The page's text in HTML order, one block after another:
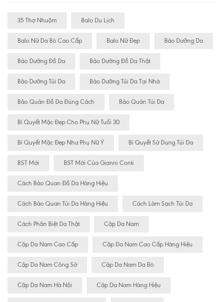
35 Thợ Nhuộm Balo Du Lịch
Balo Nữ Da Bò Cao Cấp Balo Nữ Đẹp Bảo Dưỡng Da
Bảo Dưỡng Đồ Da Bảo Dưỡng Đồ Da Thật
Bảo Dưỡng Túi Da Bảo Dưỡng Túi Da Tại Nhà
Bảo Quản Đồ Da Đúng Cách Bảo Quản Túi Da
Bí Quyết Mặc Đẹp Cho Phụ Nữ Tuổi 30
Bí Quyết Mặc Đẹp Như Phụ Nữ Ý Bí Quyết Sử Dụng Túi Da
BST Mới BST Mới Của Gianni Conti
Cách Bảo Quan Đồ Da Hàng Hiệu
Cách Bảo Quan Túi Da Hàng Hiệu Cách Làm Sạch Túi Da
Cách Phân Biệt Da Thật Cặp Da Nam
Cặp Da Nam Cao Cấp Cặp Da Nam Cao Cấp Hàng Hiệu
Cặp Da Nam Công Sở Cặp Da Nam Da Bò
Cặp Da Nam Hà Nội Cặp Da Nam Hàng Hiệu